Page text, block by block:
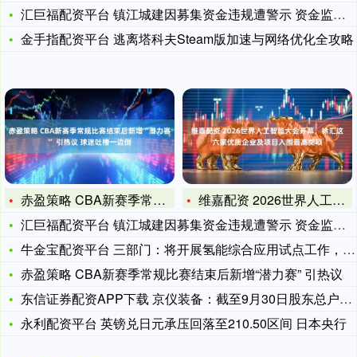
汇巨福配资平台 镇江城建因募集资金违规遭警示 资金监管“防火
金手指配资平台 逃离塔科夫Steam版加速与网络优化全攻略
赤盈策略 CBA新赛季常规比赛结束后新增“潜力赛” 引热议
维嘉配资 2026世界人工智能大会开幕，徐汇这六家优质企业及
汇巨福配资平台 镇江城建因募集资金违规遭警示 资金监管“防火
牛金宝配资平台 三部门：将开展氢能综合应用试点工作，到203
赤盈策略 CBA新赛季常规比赛结束后新增“潜力赛” 引热议
东信证券配资APP下载 京仪装备：截至9月30日股东总户数为
永利配资平台 英镑兑日元承压回落至210.50区间 日本央行